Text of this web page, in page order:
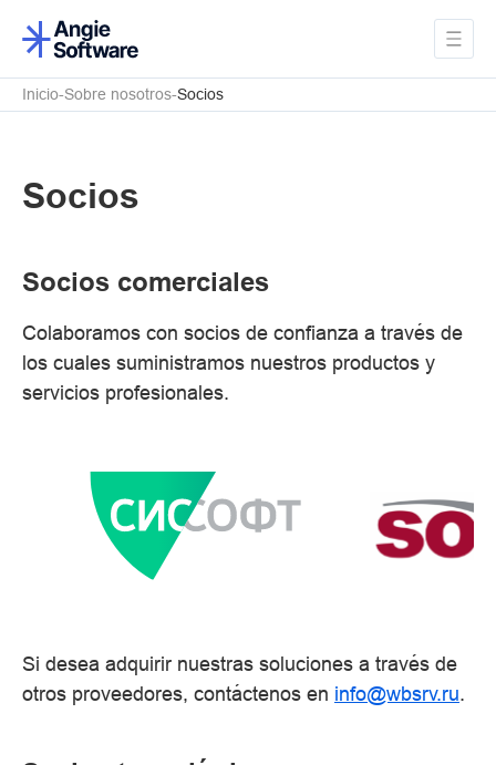
Inicio Sobre nosotros Socios
Socios
Socios comerciales
Colaboramos con socios de confianza a través de
los cuales suministramos nuestros productos y
servicios profesionales.
Si desea adquirir nuestras soluciones a través de
otros proveedores, contáctenos en info@wbsrv.ru.